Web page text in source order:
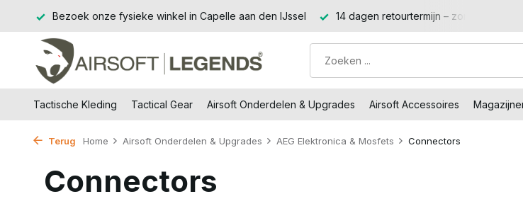
aan den IJssel 14 dagen retourtermijn – zonder gedoe, zonder stress. Shop met voordeel –
Tactische Kleding Tactical Gear Airsoft Onderdelen & Upgrades Airsoft Accessoires
Terug Home Airsoft Onderdelen & Upgrades AEG Elektronica & Mosfets Connectors
Connectors